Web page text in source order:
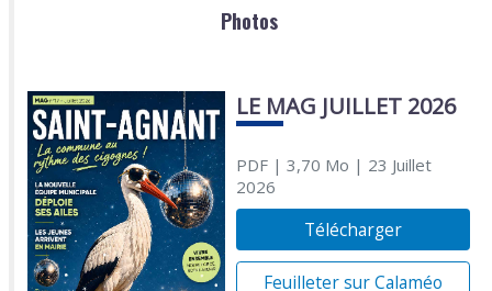
Photos
LE MAG JUILLET 2026
PDF| 3,70 Mo | 23 Juillet
2026
Télécharger
Feuilleter sur Calaméo